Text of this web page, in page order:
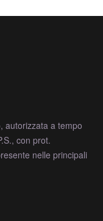
autorizzata a tempo
con prot.
nelle principali